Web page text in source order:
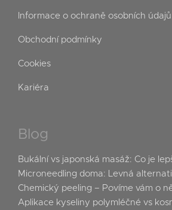
Informace o ochraně osobních údajů
Obchodní podmínky
Cookies
Kariéra
Blog
Bukální vs japonská masáž: Co je
Microneedling doma: Levná
Chemický peeling – Povíme vám o
Aplikace kyseliny polymléčné vs